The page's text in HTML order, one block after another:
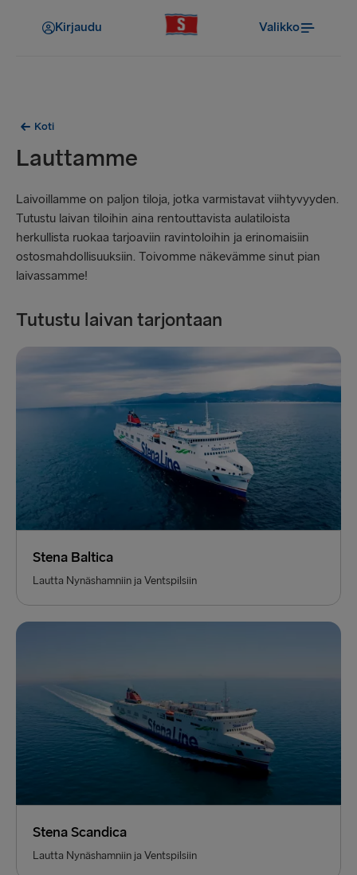
Kirjaudu Valikko
Koti
Lauttamme
Laivoillamme on paljon tiloja, jotka varmistavat viihtyvyyden.
Tutustu laivan tiloihin aina rentouttavista aulatiloista
herkullista ruokaa tarjoaviin ravintoloihin ja erinomaisiin
ostosmahdollisuuksiin. Toivomme näkevämme sinut pian
laivassamme!
Tutustu laivan tarjontaan
Stena Baltica
Lautta Nynäshamniin ja Ventspilsiin
Stena Scandica
Lautta Nynäshamniin ja Ventspilsiin